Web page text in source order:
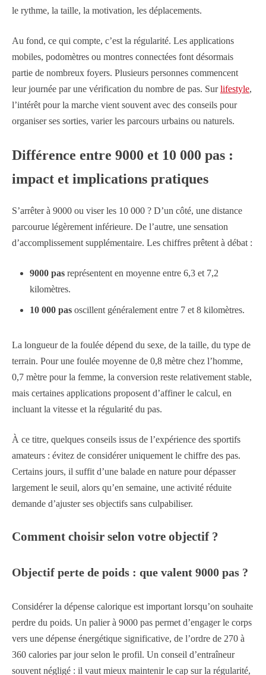
le rythme, la taille, la motivation, les déplacements.
Au fond, ce qui compte, c’est la régularité. Les applications
mobiles, podomètres ou montres connectées font désormais
partie de nombreux foyers. Plusieurs personnes commencent
leur journée par une vérification du nombre de pas. Surlifestyle,
l’intérêt pour la marche vient souvent avec des conseils pour
organiser ses sorties, varier les parcours urbains ou naturels.
Différence entre 9000 et 10 000 pas :
impact et implications pratiques
S’arrêter à 9000 ou viser les 10 000 ? D’un côté, une distance
parcourue légèrement inférieure. De l’autre, une sensation
d’accomplissement supplémentaire. Les chiffres prêtent à débat :
9000 pas représentent en moyenne entre 6,3 et 7,2
kilomètres.
10 000 pas oscillent généralement entre 7 et 8 kilomètres.
La longueur de la foulée dépend du sexe, de la taille, du type de
terrain. Pour une foulée moyenne de 0,8 mètre chez l’homme,
0,7 mètre pour la femme, la conversion reste relativement stable,
mais certaines applications proposent d’affiner le calcul, en
incluant la vitesse et la régularité du pas.
À ce titre, quelques conseils issus de l’expérience des sportifs
amateurs : évitez de considérer uniquement le chiffre des pas.
Certains jours, il suffit d’une balade en nature pour dépasser
largement le seuil, alors qu’en semaine, une activité réduite
demande d’ajuster ses objectifs sans culpabiliser.
Comment choisir selon votre objectif ?
Objectif perte de poids : que valent 9000 pas ?
Considérer la dépense calorique est important lorsqu’on souhaite
perdre du poids. Un palier à 9000 pas permet d’engager le corps
vers une dépense énergétique significative, de l’ordre de 270 à
360 calories par jour selon le profil. Un conseil d’entraîneur
souvent négligé : il vaut mieux maintenir le cap sur la régularité,